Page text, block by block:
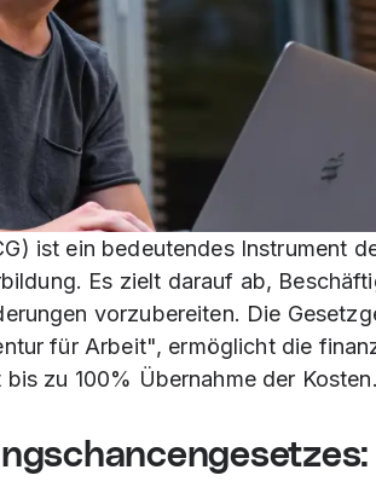
ist ein bedeutendes Instrument
Es zielt darauf ab,
vorzubereiten. Die
für Arbeit", ermöglicht die
zu 100% Übernahme der Kosten.